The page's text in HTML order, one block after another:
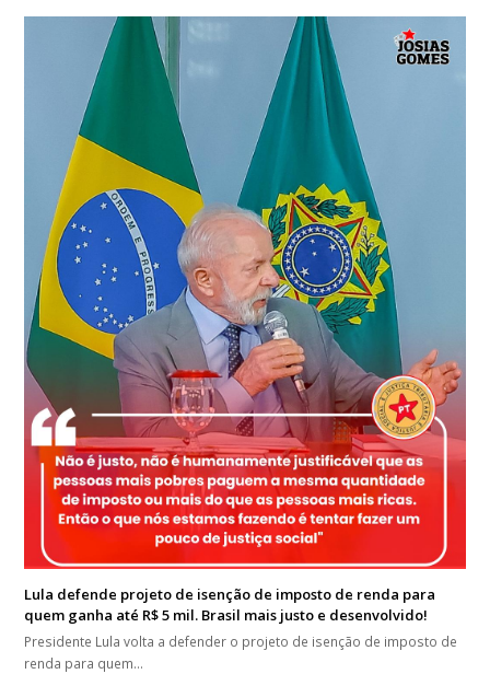
Lula defende projeto de isenção de imposto de renda para
quem ganha até R$ 5 mil. Brasil mais justo e desenvolvido!
Presidente Lula volta a defender o projeto de isenção de imposto de
renda para quem…